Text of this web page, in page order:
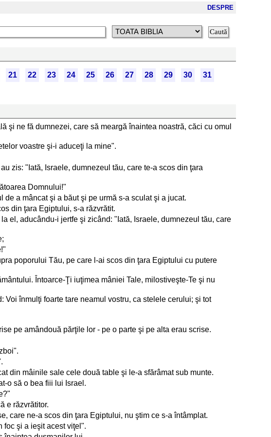
DESPRE
21 22 23 24 25 26 27 28 29 30 31
şi ne fă dumnezei, care să meargă înaintea noastră, căci cu omul
voastre şi-i aduceţi la mine".
zis: "Iată, Israele, dumnezeul tău, care te-a scos din ţara
Domnului!"
a mâncat şi a băut şi pe urmă s-a sculat şi a jucat.
din ţara Egiptului, s-a răzvrătit.
el, aducându-i jertfe şi zicând: "Iată, Israele, dumnezeul tău, care
poporului Tău, pe care l-ai scos din ţara Egiptului cu putere
Întoarce-Ţi iuţimea mâniei Tale, milostiveşte-Te şi nu
Voi înmulţi foarte tare neamul vostru, ca stelele cerului; şi tot
pe amândouă părţile lor - pe o parte şi pe alta erau scrise.
din mâinile sale cele două table şi le-a sfărâmat sub munte.
o să o bea fiii lui Israel.
e răzvrătitor.
care ne-a scos din ţara Egiptului, nu ştim ce s-a întâmplat.
foc şi a ieşit acest viţel".